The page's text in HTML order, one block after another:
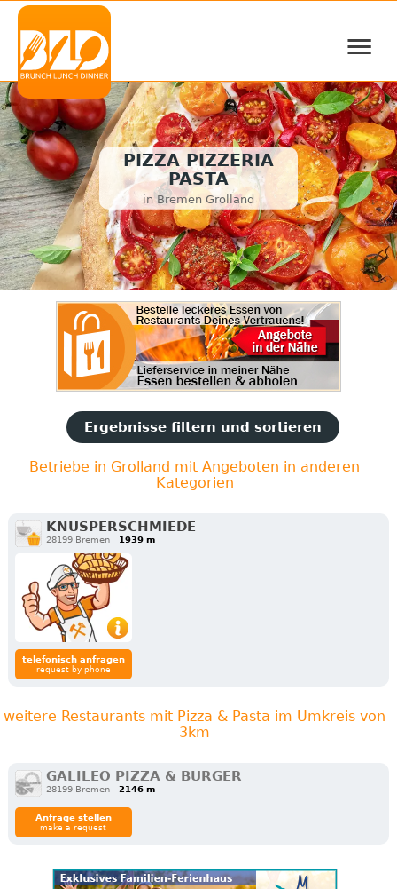
≡
PIZZA PIZZERIA
PASTA
in Bremen Grolland
Ergebnisse filtern und sortieren
Betriebe in Grolland mit Angeboten in anderen
Kategorien
KNUSPERSCHMIEDE
28199 Bremen 1939 m
telefonisch anfragen
request by phone
weitere Restaurants mit Pizza & Pasta im Umkreis von
3km
GALILEO PIZZA & BURGER
28199 Bremen 2146 m
Anfrage stellen
make a request